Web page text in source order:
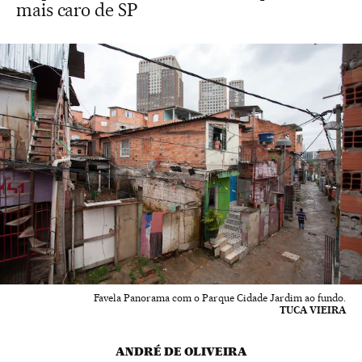
mais caro de SP
Favela Panorama com o Parque Cidade Jardim ao fundo.
TUCA VIEIRA
ANDRÉ DE OLIVEIRA